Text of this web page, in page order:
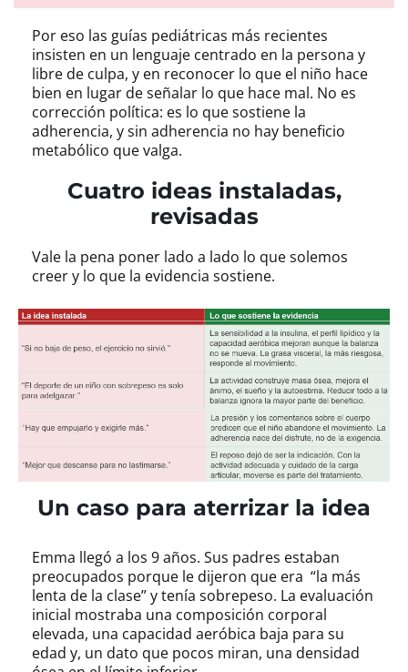
Por eso las guías pediátricas más recientes
insisten en un lenguaje centrado en la persona y
libre de culpa, y en reconocer lo que el niño hace
bien en lugar de señalar lo que hace mal. No es
corrección política: es lo que sostiene la
adherencia, y sin adherencia no hay beneficio
metabólico que valga.
Cuatro ideas instaladas,
revisadas
Vale la pena poner lado a lado lo que solemos
creer y lo que la evidencia sostiene.
Un caso para aterrizar la idea
Emma llegó a los 9 años. Sus padres estaban
preocupados porque le dijeron que era “la más
lenta de la clase” y tenía sobrepeso. La evaluación
inicial mostraba una composición corporal
elevada, una capacidad aeróbica baja para su
edad y, un dato que pocos miran, una densidad